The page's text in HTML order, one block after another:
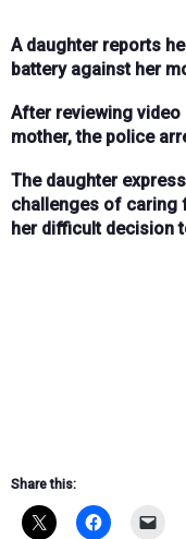
A daughter reports
battery against her
After reviewing
mother, the police
The daughter
challenges of caring
her difficult decision
Share this: